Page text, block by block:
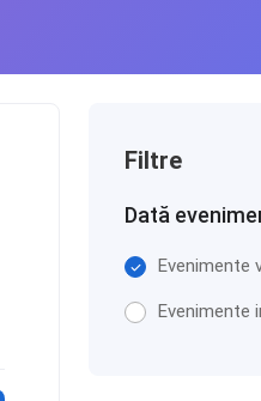
Filtre
Dată
Evenimente
Evenimente